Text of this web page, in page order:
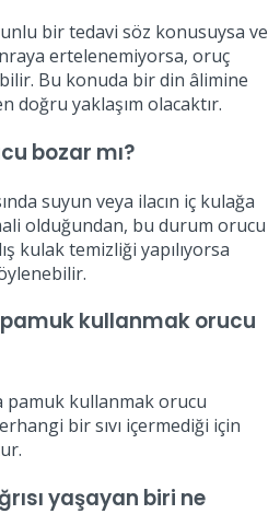
bir tedavi söz konusuysa ve
ertelenemiyorsa, oruç
Bu konuda bir din âlimine
doğru yaklaşım olacaktır.
bozar mı?
suyun veya ilacın iç kulağa
olduğundan, bu durum orucu
kulak temizliği yapılıyorsa
kullanmak orucu
pamuk kullanmak orucu
bir sıvı içermediği için
yaşayan biri ne